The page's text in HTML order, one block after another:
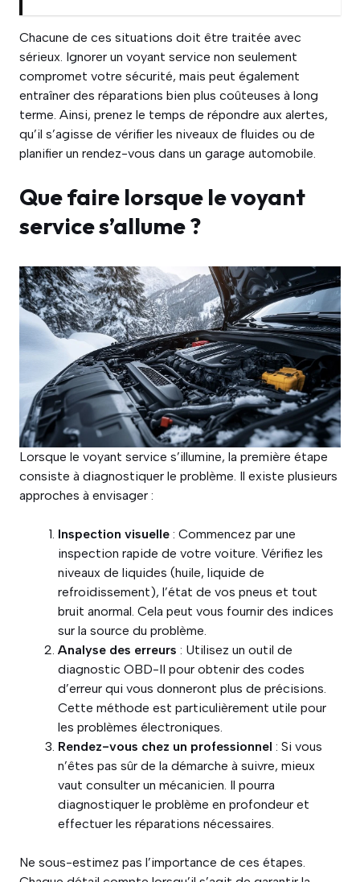
Chacune de ces situations doit être traitée avec
sérieux. Ignorer un voyant service non seulement
compromet votre sécurité, mais peut également
entraîner des réparations bien plus coûteuses à long
terme. Ainsi, prenez le temps de répondre aux alertes,
qu’il s’agisse de vérifier les niveaux de fluides ou de
planifier un rendez-vous dans un garage automobile.
Que faire lorsque le voyant
service s’allume ?
Lorsque le voyant service s’illumine, la première étape
consiste à diagnostiquer le problème. Il existe plusieurs
approches à envisager :
Inspection visuelle : Commencez par une
inspection rapide de votre voiture. Vérifiez les
niveaux de liquides (huile, liquide de
refroidissement), l’état de vos pneus et tout
bruit anormal. Cela peut vous fournir des indices
sur la source du problème.
Analyse des erreurs : Utilisez un outil de
diagnostic OBD-II pour obtenir des codes
d’erreur qui vous donneront plus de précisions.
Cette méthode est particulièrement utile pour
les problèmes électroniques.
Rendez-vous chez un professionnel : Si vous
n’êtes pas sûr de la démarche à suivre, mieux
vaut consulter un mécanicien. Il pourra
diagnostiquer le problème en profondeur et
effectuer les réparations nécessaires.
Ne sous-estimez pas l’importance de ces étapes.